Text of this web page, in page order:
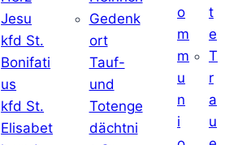
Jesu
kfd St.
Bonifati
us
kfd St.
Elisabet
Gedenk
ort
Tauf-
und
Totenge
dächtni
o
m
m
u
n
i
t
e
T
r
a
u